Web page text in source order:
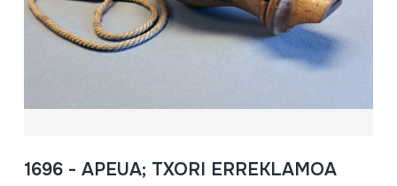
1696 - APEUA; TXORI ERREKLAMOA